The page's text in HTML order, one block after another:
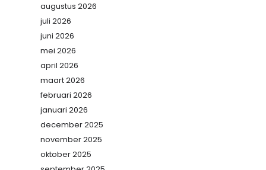
augustus 2026
juli 2026
juni 2026
mei 2026
april 2026
maart 2026
februari 2026
januari 2026
december 2025
november 2025
oktober 2025